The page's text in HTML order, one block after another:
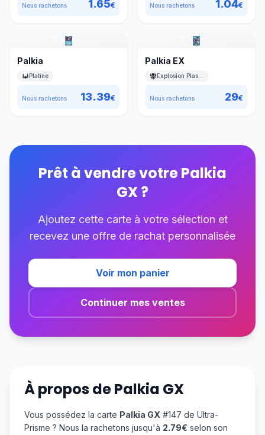
Nous rachetons 1.65€ Nous rachetons 1.04€
Palkia
Platine
Nous rachetons 13.39€
Palkia EX
Nous rachetons 29€
Prêt à vendre votrePalkia
GX?
Ajoutez cette carte à votre sélection et
recevez une offre de rachat personnalisée
Voir mon panier
Continuer mes ventes
À propos dePalkia GX
Vous possédez la carte Palkia GX #147 de Ultra-
Prisme ? Nous la rachetons jusqu'à 2.79€ selon son